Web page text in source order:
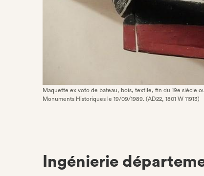
Maquette ex voto de bateau, bois, textile, fin du 19e siècle
Monuments Historiques le 19/09/1989. (AD22, 1801 W 11913)
Ingénierie